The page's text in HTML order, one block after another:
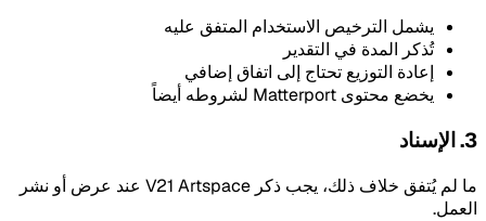
يشمل الترخيص الاستخدام المتفق عليه
تُذكر المدة في التقدير
إعادة التوزيع تحتاج إلى اتفاق إضافي
يخضع محتوى Matterport لشروطه أيضاً
3. الإسناد
ما لم يُتفق خلاف ذلك، يجب ذكر V21 Artspace عند عرض أو نشر
العمل.